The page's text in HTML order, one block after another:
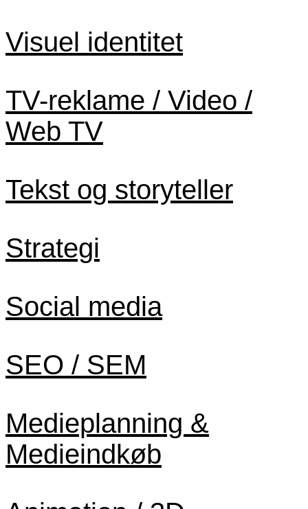
Visuel identitet
TV-reklame / Video /
Web TV
Tekst og storyteller
Strategi
Social media
SEO / SEM
Medieplanning &
Medieindkøb